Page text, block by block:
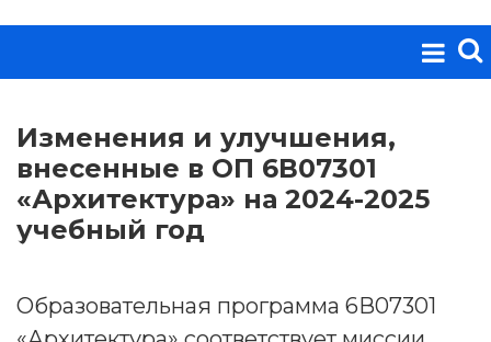
Изменения и улучшения,
внесенные в ОП 6В07301
«Архитектура» на 2024-2025
учебный год
Образовательная программа 6В07301